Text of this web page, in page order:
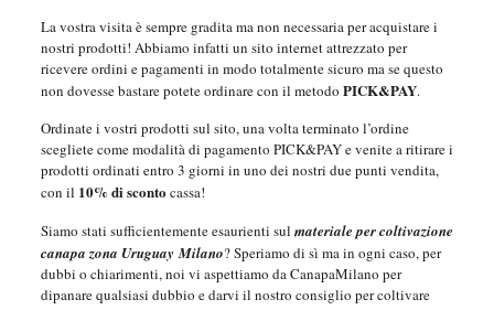
La vostra visita è sempre gradita ma non necessaria per acquistare i
nostri prodotti! Abbiamo infatti un sito internet attrezzato per
ricevere ordini e pagamenti in modo totalmente sicuro ma se questo
non dovesse bastare potete ordinare con il metodo PICK&PAY.
Ordinate i vostri prodotti sul sito, una volta terminato l’ordine
scegliete come modalità di pagamento PICK&PAY e venite a ritirare i
prodotti ordinati entro 3 giorni in uno dei nostri due punti vendita,
con il 10% di sconto cassa!
Siamo stati sufficientemente esaurienti sul materiale per coltivazione
canapa zona UruguayMilano?Speriamo di sì ma in ogni caso, per
dubbi o chiarimenti, noi vi aspettiamo da CanapaMilano per
dipanare qualsiasi dubbio e darvi il nostro consiglio per coltivare